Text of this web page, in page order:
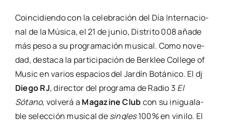
Coin­ci­dien­do con la cele­bra­ción del Día Inter­na­cio­
nal de la Músi­ca, el 21 de junio, Dis­tri­to 008 aña­de
más peso a su pro­gra­ma­ción musi­cal. Como nove­
dad, des­ta­ca la par­ti­ci­pa­ción de Ber­klee Colle­ge of
Music en varios espa­cios del Jar­dín Botá­ni­co. El dj
Die­go RJ, direc­tor del pro­gra­ma de Radio 3 El
Sótano, vol­ve­rá a Maga­zi­ne Clubcon su inigua­la­
ble selec­ción musi­cal desin­gles100% en vini­lo. El